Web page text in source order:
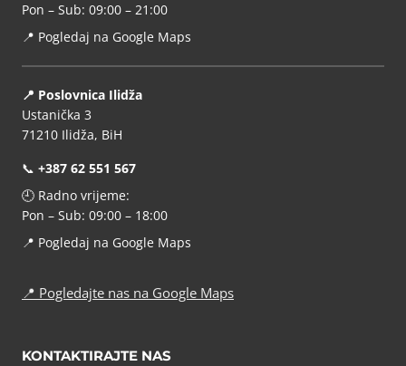
Pon – Sub: 09:00 – 21:00
📍 Pogledaj na Google Maps
📍 Poslovnica Ilidža
Ustanička 3
71210 Ilidža, BiH
📞 +387 62 551 567
🕘 Radno vrijeme:
Pon – Sub: 09:00 – 18:00
📍 Pogledaj na Google Maps
📍 Pogledajte nas na Google Maps
KONTAKTIRAJTE NAS